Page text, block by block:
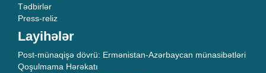
Tədbirlər
Press-reliz
Layihələr
Post-münaqişə dövrü: Ermənistan-Azərbaycan münasibətləri
Qoşulmama Hərəkatı